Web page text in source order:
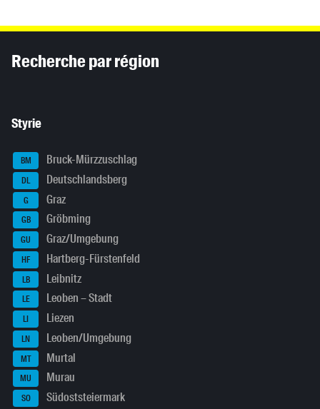
Recherche par région
Styrie
BM Bruck-Mürzzuschlag
DL Deutschlandsberg
G Graz
GB Gröbming
GU Graz/Umgebung
HF Hartberg-Fürstenfeld
LB Leibnitz
LE Leoben – Stadt
LI Liezen
LN Leoben/Umgebung
MT Murtal
MU Murau
SO Südoststeiermark